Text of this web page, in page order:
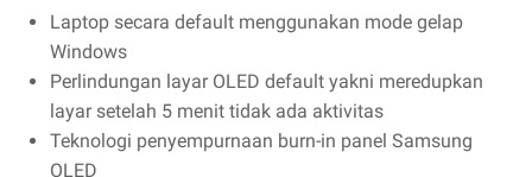
Laptop secara default menggunakan mode gelap
Windows
Perlindungan layar OLED default yakni meredupkan
layar setelah 5 menit tidak ada aktivitas
Teknologi penyempurnaan burn-in panel Samsung
OLED